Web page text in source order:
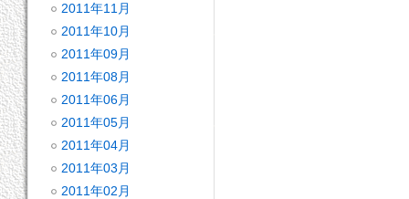
2011年11月
2011年10月
2011年09月
2011年08月
2011年06月
2011年05月
2011年04月
2011年03月
2011年02月